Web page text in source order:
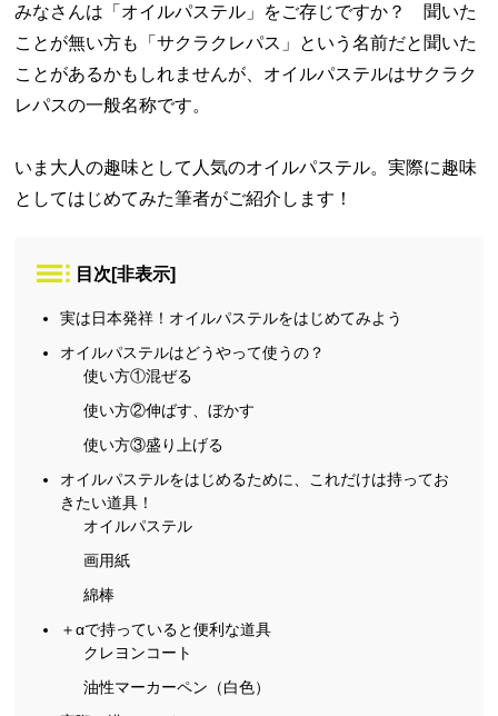
みなさんは「オイルパステル」をご存じですか？ 聞いた
ことが無い方も「サクラクレパス」という名前だと聞いた
ことがあるかもしれませんが、オイルパステルはサクラク
レパスの一般名称です。
いま大人の趣味として人気のオイルパステル。実際に趣味
としてはじめてみた筆者がご紹介します！
目次 [非表示]
実は日本発祥！オイルパステルをはじめてみよう
オイルパステルはどうやって使うの？
使い方①混ぜる
使い方②伸ばす、ぼかす
使い方③盛り上げる
オイルパステルをはじめるために、これだけは持ってお
きたい道具！
オイルパステル
画用紙
綿棒
＋αで持っていると便利な道具
クレヨンコート
油性マーカーペン（白色）